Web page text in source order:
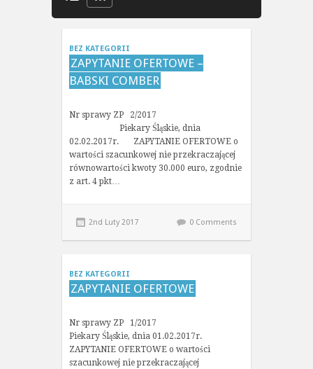
BEZ KATEGORII
ZAPYTANIE OFERTOWE –
BABSKI COMBER
Nr sprawy ZP 2/2017
Piekary Śląskie, dnia
02.02.2017r. ZAPYTANIE OFERTOWE o
wartości szacunkowej nie przekraczającej
równowartości kwoty 30.000 euro, zgodnie
z art. 4 pkt…
2nd Luty 2017 0 Comments
BEZ KATEGORII
ZAPYTANIE OFERTOWE
Nr sprawy ZP 1/2017
Piekary Śląskie, dnia 01.02.2017r.
ZAPYTANIE OFERTOWE o wartości
szacunkowej nie przekraczającej